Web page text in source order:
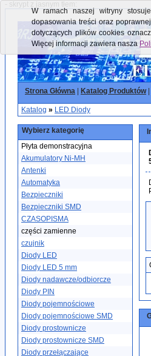
- skrypt z jasnym tłem:
Strona Główna Katalog Produktów|
Katalog » LED Diody
Wybierz kategorię
Płyta demonstracyjna
Akumulatory Ni-MH
Antenki
Automatyka
Bezpieczniki
Bezpieczniki SMD
CZASOPISMA
części zamienne
czujnik
Diody LED
Diody LED 5 mm
Diody nadawcze/odbiorcze
Diody PIN
Diody pojemnościowe
Diody pojemnościowe SMD
Diody prostownicze
Diody prostownicze SMD
Diody przełączające
W ramach naszej witryny
dopasowania treści oraz
dotyczących plików cookies
Więcej informacji zawiera nasza